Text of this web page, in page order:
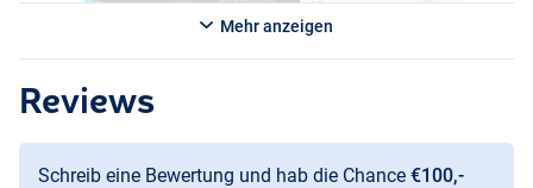
Mehr anzeigen
Reviews
Schreib eine Bewertung und hab die Chance €100,-